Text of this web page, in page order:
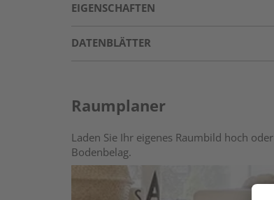
EIGENSCHAFTEN
DATENBLÄTTER
Raumplaner
Laden Sie Ihr eigenes Raumbild hoch
Bodenbelag.